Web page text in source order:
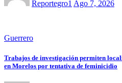
Reportegro1 Ago 7, 2026
Guerrero
Trabajos de investigación permiten
en Morelos por tentativa de feminicidio